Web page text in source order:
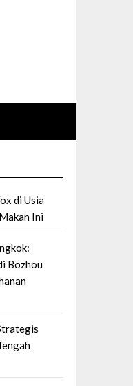
di Usia
Ini
Bozhou